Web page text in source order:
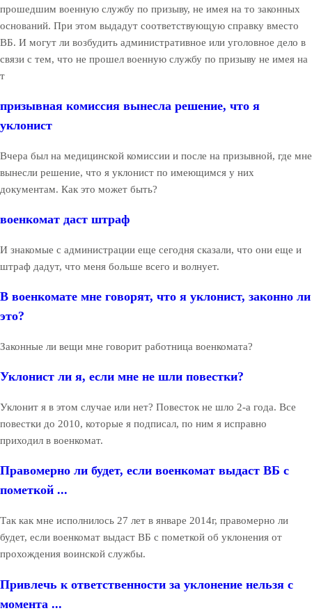
прошедшим военную службу по призыву, не имея на то законных
оснований. При этом выдадут соответствующую справку вместо
ВБ. И могут ли возбудить административное или уголовное дело в
связи с тем, что не прошел военную службу по призыву не имея на
т
призывная комиссия вынесла решение, что я
уклонист
Вчера был на медицинской комиссии и после на призывной, где мне
вынесли решение, что я уклонист по имеющимся у них
документам. Как это может быть?
военкомат даст штраф
И знакомые с администрации еще сегодня сказали, что они еще и
штраф дадут, что меня больше всего и волнует.
В военкомате мне говорят, что я уклонист, законно ли
это?
Законные ли вещи мне говорит работница военкомата?
Уклонист ли я, если мне не шли повестки?
Уклонит я в этом случае или нет? Повесток не шло 2-а года. Все
повестки до 2010, которые я подписал, по ним я исправно
приходил в военкомат.
Правомерно ли будет, если военкомат выдаст ВБ с
пометкой ...
Так как мне исполнилось 27 лет в январе 2014г, правомерно ли
будет, если военкомат выдаст ВБ с пометкой об уклонения от
прохождения воинской службы.
Привлечь к ответственности за уклонение нельзя с
момента ...